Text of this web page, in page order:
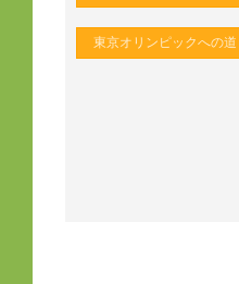
東京オリンピックへの道